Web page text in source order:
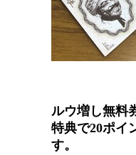
ルウ増し無料
特典で20ポイ
す。